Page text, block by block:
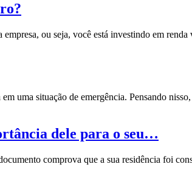
ou seja, você está investindo em
uma situação de emergência. Pensando
dele para o seu…
comprova que a sua residência foi